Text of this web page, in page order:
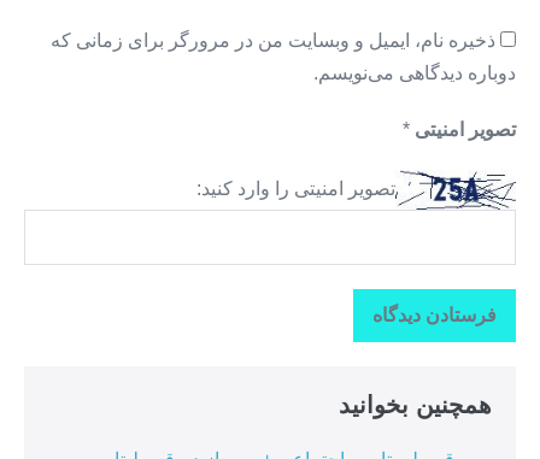
ذخیره نام، ایمیل و وبسایت من در مرورگر برای زمانی که
دوباره دیدگاهی می‌نویسم.
تصویر امنیتی *
تصویر امنیتی را وارد کنید:
همچنین بخوانید